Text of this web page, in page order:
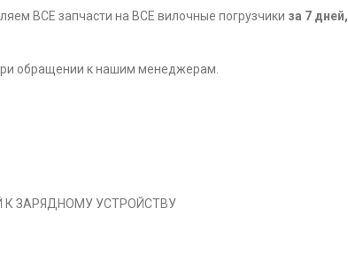
ВСЕ запчасти на ВСЕ вилочные погрузчики за 7 дней,
обращении к нашим менеджерам.
ЗАРЯДНОМУ УСТРОЙСТВУ